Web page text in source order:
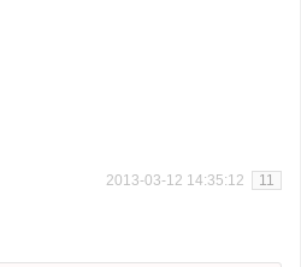
2013-03-12 14:35:12 11